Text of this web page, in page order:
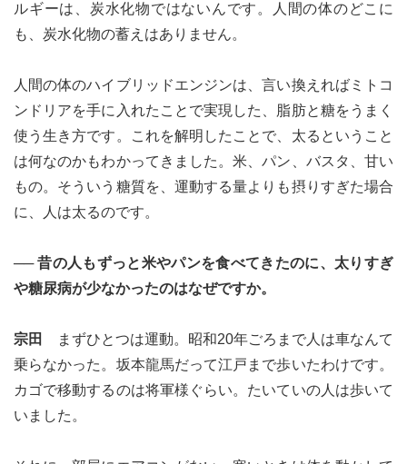
ルギーは、炭水化物ではないんです。人間の体のどこに
も、炭水化物の蓄えはありません。
人間の体のハイブリッドエンジンは、言い換えればミトコ
ンドリアを手に入れたことで実現した、脂肪と糖をうまく
使う生き方です。これを解明したことで、太るということ
は何なのかもわかってきました。米、パン、バスタ、甘い
もの。そういう糖質を、運動する量よりも摂りすぎた場合
に、人は太るのです。
── 昔の人もずっと米やパンを食べてきたのに、太りすぎ
や糖尿病が少なかったのはなぜですか。
宗田
まずひとつは運動。昭和20年ごろまで人は車なんて
乗らなかった。坂本龍馬だって江戸まで歩いたわけです。
カゴで移動するのは将軍様ぐらい。たいていの人は歩いて
いました。